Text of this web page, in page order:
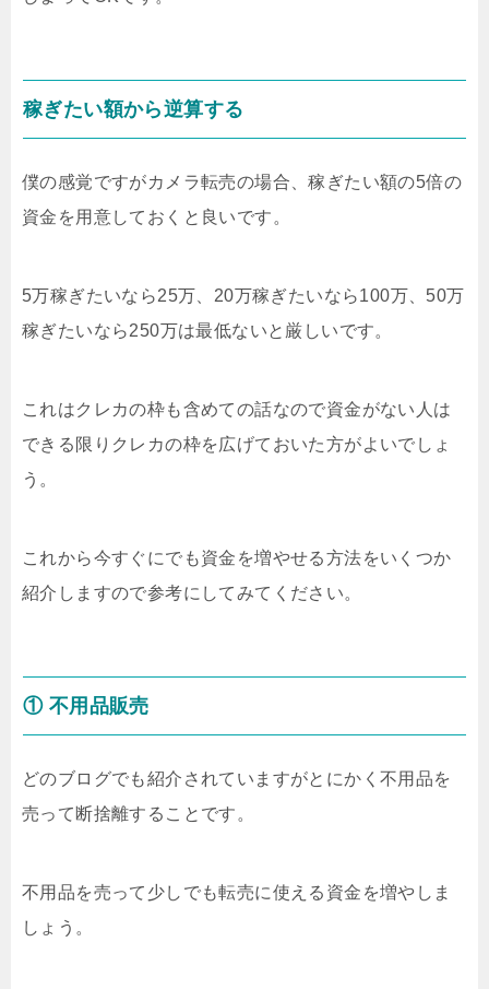
稼ぎたい額から逆算する
僕の感覚ですがカメラ転売の場合、稼ぎたい額の5倍の
資金を用意しておくと良いです。
5万稼ぎたいなら25万、20万稼ぎたいなら100万、50万
稼ぎたいなら250万は最低ないと厳しいです。
これはクレカの枠も含めての話なので資金がない人は
できる限りクレカの枠を広げておいた方がよいでしょ
う。
これから今すぐにでも資金を増やせる方法をいくつか
紹介しますので参考にしてみてください。
① 不用品販売
どのブログでも紹介されていますがとにかく不用品を
売って断捨離することです。
不用品を売って少しでも転売に使える資金を増やしま
しょう。